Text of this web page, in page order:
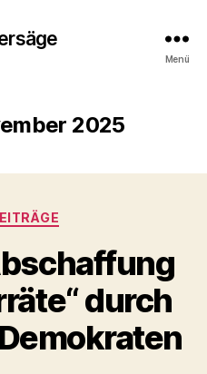
Menü
2025
Kategorien
durch